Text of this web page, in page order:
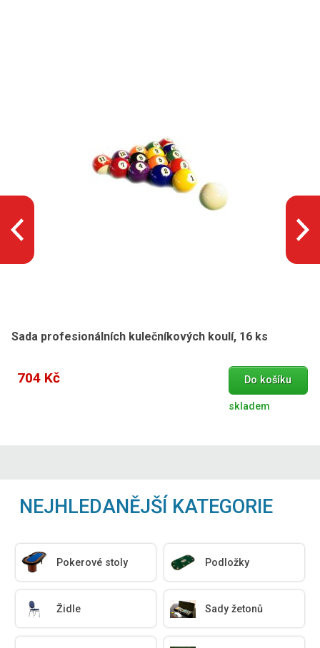
Sada profesionálních kulečníkových koulí, 16 ks
704 Kč Do košíku
skladem
NEJHLEDANĚJŠÍ KATEGORIE
Pokerové stoly Podložky
Židle Sady žetonů